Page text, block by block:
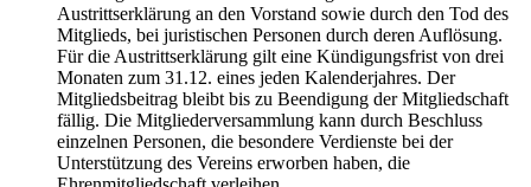
Austrittserklärung an den Vorstand sowie durch den Tod des
Mitglieds, bei juristischen Personen durch deren Auflösung.
Für die Austrittserklärung gilt eine Kündigungsfrist von drei
Monaten zum 31.12. eines jeden Kalenderjahres. Der
Mitgliedsbeitrag bleibt bis zu Beendigung der Mitgliedschaft
fällig. Die Mitgliederversammlung kann durch Beschluss
einzelnen Personen, die besondere Verdienste bei der
Unterstützung des Vereins erworben haben, die